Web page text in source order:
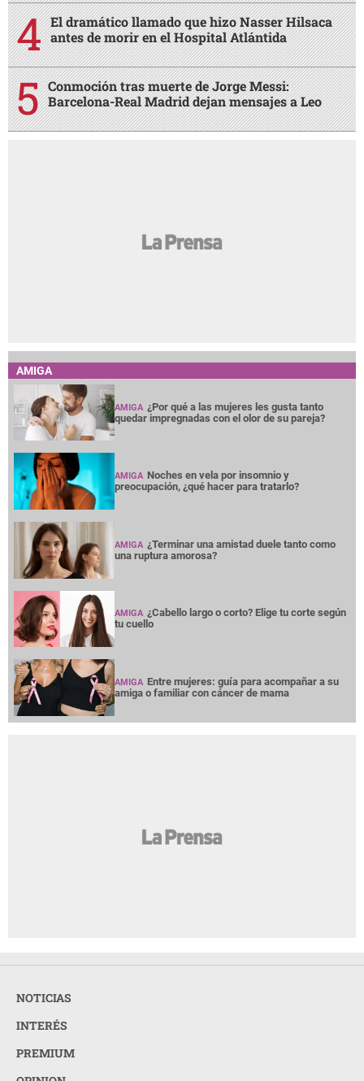
El dramático llamado que hizo Nasser Hilsaca
antes de morir en el Hospital Atlántida
Conmoción tras muerte de Jorge Messi:
Barcelona-Real Madrid dejan mensajes a Leo
AMIGA
AMIGA ¿Por qué a las mujeres les gusta tanto
quedar impregnadas con el olor de su pareja?
AMIGA Noches en vela por insomnio y
preocupación, ¿qué hacer para tratarlo?
AMIGA ¿Terminar una amistad duele tanto como
una ruptura amorosa?
AMIGA ¿Cabello largo o corto? Elige tu corte según
tu cuello
AMIGA Entre mujeres: guía para acompañar a su
amiga o familiar con cáncer de mama
NOTICIAS
INTERÉS
PREMIUM